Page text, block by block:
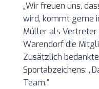
„Wir freuen uns,
wird, kommt gerne
Müller als Vertreter
Warendorf die
Zusätzlich
Sportabzeichens:
Team.“